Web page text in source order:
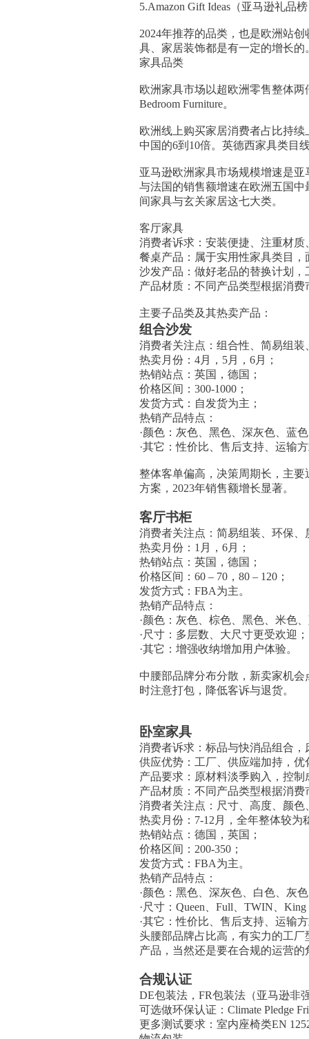
5.Amazon Gift Ideas（亚马逊礼品榜
2024年推荐的品类，也是欧洲站
具、家居装饰都是有一定的增长的
家具品类
欧洲家具市场以超欧洲零售整体两
Bedroom Furniture。
欧洲线上购买家居消费者占比持
中国的6到10倍。英德西家具类目
亚马逊欧洲家具市场规模增速是
与法国的销售额增速在欧洲五国
间家具与玄关家居这七大类。
客厅家具
消费者诉求：安装便捷、注重材质
餐桌产品：属于实用性家具类目，
沙发产品：做好老品的替换计划，
产品材质：不同产品类型根据消费
主要子品类及其热卖产品：
组合沙发
消费者关注点：组合性、简易组装
热卖月份：4月，5月，6月；
热销站点：英国，德国；
价格区间：300-1000；
发货方式：自发货为主；
热销产品特点：
·颜色：灰色、黑色、深灰色、蓝
·其它：性价比、售后支持、运输
整体客单偏高，决策周期长，主
方案，2023年销售额增长显著。
客厅书柜
消费者关注点：简易组装、环保、
热卖月份：1月，6月；
热销站点：英国，德国；
价格区间：60 – 70，80 – 120；
发货方式：FBA为主。
热销产品特点：
·颜色：灰色、棕色、黑色、米色
·尺寸：多层数、大尺寸更受欢迎；
·其它：增强收纳增加用户体验。
中腰部品牌分布分散，新卖家机
时注意打包，降低客诉与退货。
卧室家具
消费者诉求：标品与快消品组合，
供应优势：工厂、供应端加持，优
产品要求：原材料淡季购入，控制
产品材质：不同产品类型根据消费
消费者关注点：尺寸、高度、颜色
热卖月份：7-12月，全年整体较为
热销站点：德国，英国；
价格区间：200-350；
发货方式：FBA为主。
热销产品特点：
·颜色：黑色、深灰色、白色、灰色
·尺寸：Queen、Full、TWIN、King
·其它：性价比、售后支持、运输方
头腰部品牌占比高，有实力的工
产品，当然还是要在合规的运营的
合规认证
DE包装法，FR包装法（亚马逊非强
可选做环保认证：Climate Pledge
更多测试要求：室内座椅类EN